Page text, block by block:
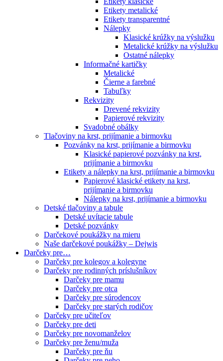
Etikety metalické
Etikety transparentné
Nálepky
Klasické krúžky na výslužku
Metalické krúžky na výslužku
Ostatné nálepky
Informačné kartičky
Metalické
Čierne a farebné
Tabuľky
Rekvizity
Drevené rekvizity
Papierové rekvizity
Svadobné obálky
Tlačoviny na krst, prijímanie a birmovku
Pozvánky na krst, prijímanie a birmovku
Klasické papierové pozvánky na krst,
prijímanie a birmovku
Etikety a nálepky na krst, prijímanie a birmovku
Papierové klasické etikety na krst,
prijímanie a birmovku
Nálepky na krst, prijímanie a birmovku
Detské tlačoviny a tabule
Detské uvítacie tabule
Detské pozvánky
Darčekové poukážky na mieru
Naše darčekové poukážky – Dejwis
Darčeky pre…
Darčeky pre kolegov a kolegyne
Darčeky pre rodinných príslušníkov
Darčeky pre mamu
Darčeky pre otca
Darčeky pre súrodencov
Darčeky pre starých rodičov
Darčeky pre učiteľov
Darčeky pre deti
Darčeky pre novomanželov
Darčeky pre ženu/muža
Darčeky pre ňu